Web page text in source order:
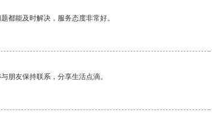
都能及时解决，服务态度非常好。
朋友保持联系，分享生活点滴。